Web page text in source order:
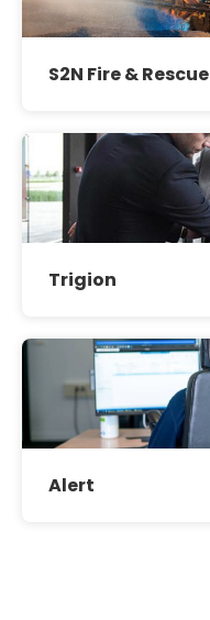
S2N Fire & Rescue
Trigion
Alert